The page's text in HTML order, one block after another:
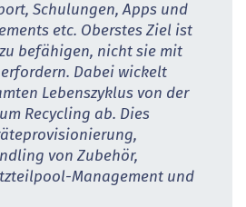
Schulungen, Apps und
etc. Oberstes Ziel ist
befähigen, nicht sie mit
Dabei wickelt
Lebenszyklus von der
Recycling ab. Dies
von Zubehör,
Management und